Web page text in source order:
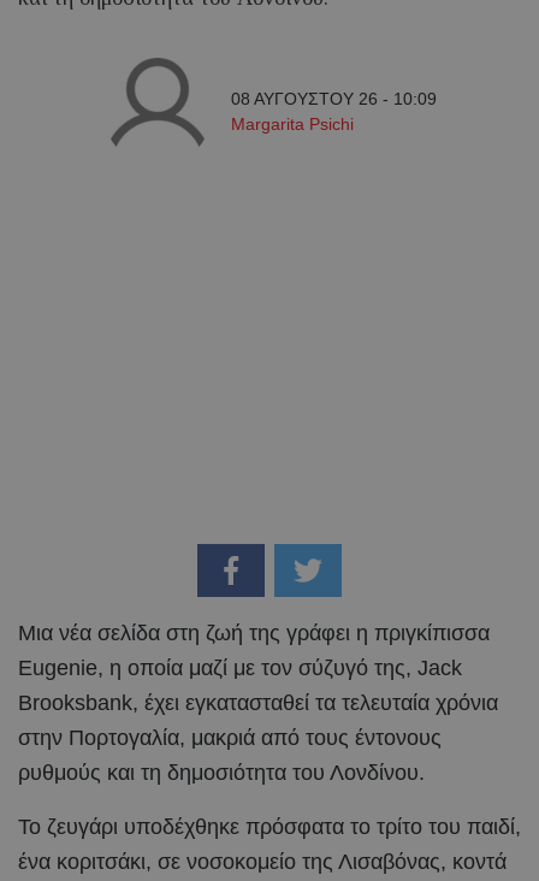
08 ΑΥΓΟΥΣΤΟΥ 26 - 10:09
Margarita Psichi
Μια νέα σελίδα στη ζωή της γράφει η πριγκίπισσα
Eugenie, η οποία μαζί με τον σύζυγό της, Jack
Brooksbank, έχει εγκατασταθεί τα τελευταία χρόνια
στην Πορτογαλία, μακριά από τους έντονους
ρυθμούς και τη δημοσιότητα του Λονδίνου.
Το ζευγάρι υποδέχθηκε πρόσφατα το τρίτο του παιδί,
ένα κοριτσάκι, σε νοσοκομείο της Λισαβόνας, κοντά